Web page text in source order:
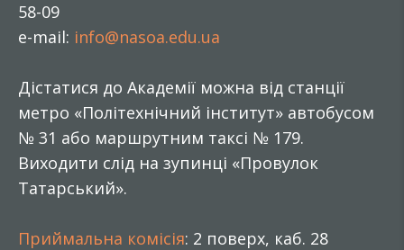
58-09
e-mail: info@nasoa.edu.ua
Дістатися до Академії можна від станції
метро «Політехнічний інститут» автобусом
№ 31 або маршрутним таксі № 179.
Виходити слід на зупинці «Провулок
Татарський».
Приймальна комісія: 2 поверх, каб. 28